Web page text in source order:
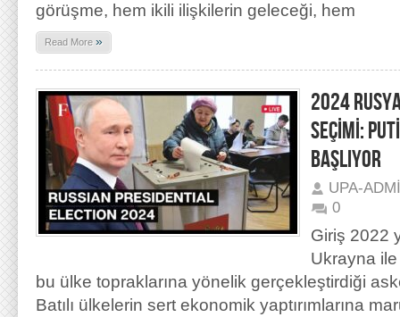
görüşme, hem ikili ilişkilerin geleceği, hem
Read More »
2024
SEÇİMİ:
BAŞLIYOR
UPA-
0
Giriş 2022
Ukrayna
bu ülke topraklarına yönelik gerçekleştirdiği
Batılı ülkelerin sert ekonomik yaptırımlarına